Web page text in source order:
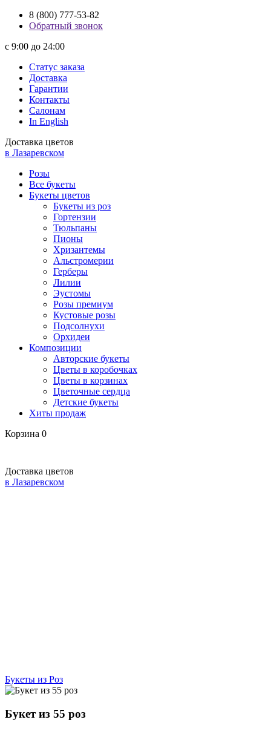
8 (800) 777-53-82
Обратный звонок
с 9:00 до 24:00
Статус заказа
Доставка
Гарантии
Контакты
Салонам
In English
Доставка цветов
в Лазаревском
Розы
Все букеты
Букеты цветов
Букеты из роз
Гортензии
Тюльпаны
Пионы
Хризантемы
Альстромерии
Герберы
Лилии
Эустомы
Розы премиум
Кустовые розы
Подсолнухи
Орхидеи
Композиции
Авторские букеты
Цветы в коробочках
Цветы в корзинах
Цветочные сердца
Детские букеты
Хиты продаж
Корзина 0
Доставка цветов
в Лазаревском
Букеты из Роз
Букет из 55 роз